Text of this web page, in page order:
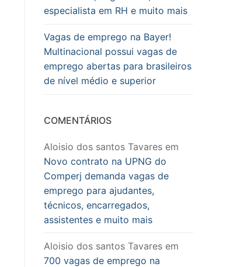
especialista em RH e muito mais
Vagas de emprego na Bayer!
Multinacional possui vagas de
emprego abertas para brasileiros
de nível médio e superior
COMENTÁRIOS
Aloisio dos santos Tavares em
Novo contrato na UPNG do
Comperj demanda vagas de
emprego para ajudantes,
técnicos, encarregados,
assistentes e muito mais
Aloisio dos santos Tavares em
700 vagas de emprego na